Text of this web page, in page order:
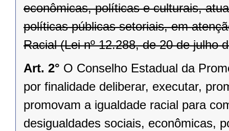
econômicas, políticas e culturais,
políticas públicas setoriais, em
Racial (Lei nº 12.288, de 20 de julho
Art. 2° O Conselho Estadual da
por finalidade deliberar, executar,
promovam a igualdade racial para
desigualdades sociais, econômicas,